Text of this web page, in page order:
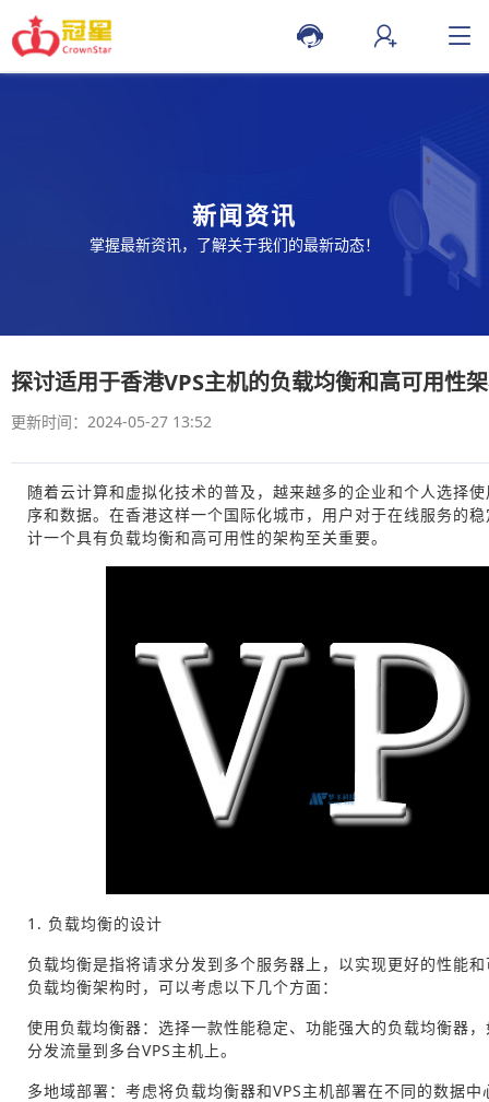
新闻资讯
掌握最新资讯，了解关于我们的最新动态！
探讨适用于香港VPS主机的负载均衡和高可用性
更新时间：2024-05-27 13:52
随着云计算和虚拟化技术的普及，越来越多的企业和个人选择
序和数据。在香港这样一个国际化城市，用户对于在线服务的
计一个具有负载均衡和高可用性的架构至关重要。
1. 负载均衡的设计
负载均衡是指将请求分发到多个服务器上，以实现更好的性能
负载均衡架构时，可以考虑以下几个方面：
使用负载均衡器：选择一款性能稳定、功能强大的负载均衡器
分发流量到多台VPS主机上。
多地域部署：考虑将负载均衡器和VPS主机部署在不同的数据